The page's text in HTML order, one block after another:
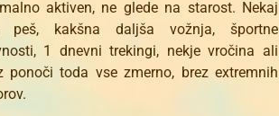
aktiven, ne glede na starost. Nekaj
peš, kakšna daljša vožnja, športne
1 dnevni trekingi, nekje vročina ali
ponoči toda vse zmerno, brez extremnih